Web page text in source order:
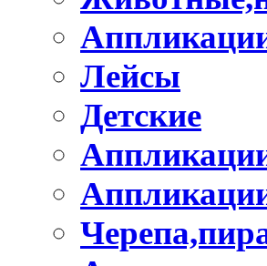
Лейсы
Детские